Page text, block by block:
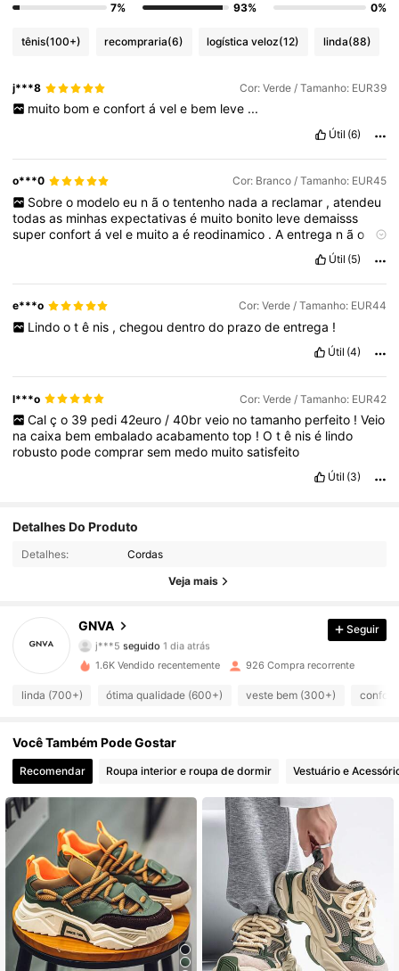
7%
93%
0%
tênis(100+) recompraria(6) logística veloz(12) linda(88)
j***8 Cor: Verde / Tamanho: EUR39
muito bom e confort á vel e bem leve ...
Útil (6)
o***0 Cor: Branco / Tamanho: EUR45
Sobre o modelo eu n ã o tentenho nada a reclamar , atendeu
todasas minhasexpectativasé muito bonito levedemaisss
superconfortávele muitoaé reodinamico .Aentrega não
tenho
excepcionalentregador
supergenterecomendoolharmuitobemnahoradeescolhero
tamanho porque naconta
Útil (5)
e***o Cor: Verde / Tamanho: EUR44
Lindo o t ê nis , chegou dentro do prazo de entrega !
Útil (4)
l***o Cor: Verde / Tamanho: EUR42
Cal ç o 39 pedi 42euro / 40br veio no tamanho perfeito ! Veio
nacaixa bemembaladoacabamentotop !Otê nisé lindo
robusto podecomprarsem medo muitosatisfeito
Útil (3)
Detalhes Do Produto
Detalhes: Cordas
Veja mais
GNVA
4,91 1.4K Seguidores
j***5 seguido 1 dia atrás
4,91 1.4K Seguidores
4,91 1.4K Seguidores
1.4K Seguidores
4,91 1.4K Seguidores
4,91 1.4K Seguidores
4,91 1.4K Seguidores
4,91 1.4K Seguidores
Seguir
1.6K Vendido recentemente 926 Compra recorrente
linda (700+) ótima qualidade (600+) veste bem (300+)
Você Também Pode Gostar
Recomendar Roupa interior e roupa de dormir Vestuário e